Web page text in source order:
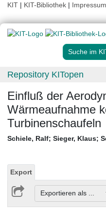
KIT | KIT-Bibliothek | Impressum
Suche im
Repository KITopen
Einfluß der
Wärmeaufnahme
Turbinenschaufeln
Schiele, Ralf; Sieger, Klaus;
Export
Exportieren als ...